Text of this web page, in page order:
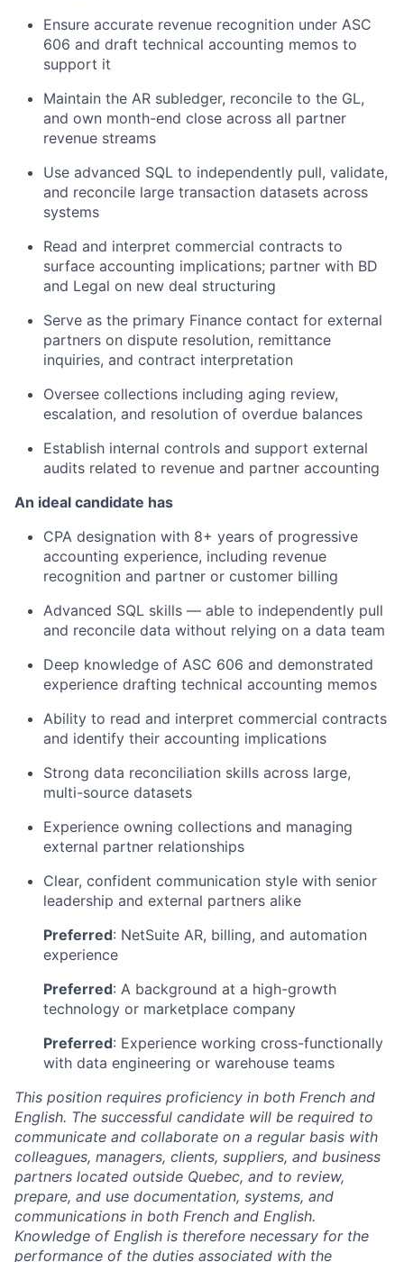
Ensure accurate revenue recognition under ASC
606 and draft technical accounting memos to
support it
Maintain the AR subledger, reconcile to the GL,
and own month-end close across all partner
revenue streams
Use advanced SQL to independently pull, validate,
and reconcile large transaction datasets across
systems
Read and interpret commercial contracts to
surface accounting implications; partner with BD
and Legal on new deal structuring
Serve as the primary Finance contact for external
partners on dispute resolution, remittance
inquiries, and contract interpretation
Oversee collections including aging review,
escalation, and resolution of overdue balances
Establish internal controls and support external
audits related to revenue and partner accounting
An ideal candidate has
CPA designation with 8+ years of progressive
accounting experience, including revenue
recognition and partner or customer billing
Advanced SQL skills — able to independently pull
and reconcile data without relying on a data team
Deep knowledge of ASC 606 and demonstrated
experience drafting technical accounting memos
Ability to read and interpret commercial contracts
and identify their accounting implications
Strong data reconciliation skills across large,
multi-source datasets
Experience owning collections and managing
external partner relationships
Clear, confident communication style with senior
leadership and external partners alike
Preferred: NetSuite AR, billing, and automation
experience
Preferred: A background at a high-growth
technology or marketplace company
Preferred: Experience working cross-functionally
with data engineering or warehouse teams
This position requires proficiency in both French and
English. The successful candidate will be required to
communicate and collaborate on a regular basis with
colleagues, managers, clients, suppliers, and business
partners located outside Quebec, and to review,
prepare, and use documentation, systems, and
communications in both French and English.
Knowledge of English is therefore necessary for the
performance of the duties associated with the